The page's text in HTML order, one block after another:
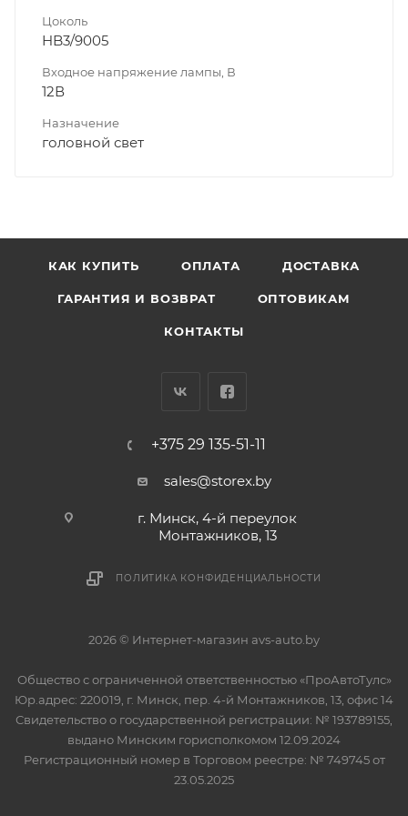
Цоколь
HB3/9005
Входное напряжение лампы, В
12В
Назначение
головной свет
КАК КУПИТЬ ОПЛАТА ДОСТАВКА
ГАРАНТИЯ И ВОЗВРАТ ОПТОВИКАМ
КОНТАКТЫ
+375 29 135-51-11
sales@storex.by
г. Минск, 4-й переулок
Монтажников, 13
ПОЛИТИКА КОНФИДЕНЦИАЛЬНОСТИ
2026 © Интернет-магазин avs-auto.by
Общество с ограниченной ответственностью «ПроАвтоТулс»
Юр.адрес: 220019, г. Минск, пер. 4-й Монтажников, 13, офис 14
Свидетельство о государственной регистрации: № 193789155,
выдано Минским горисполкомом 12.09.2024
Регистрационный номер в Торговом реестре: № 749745 от
23.05.2025